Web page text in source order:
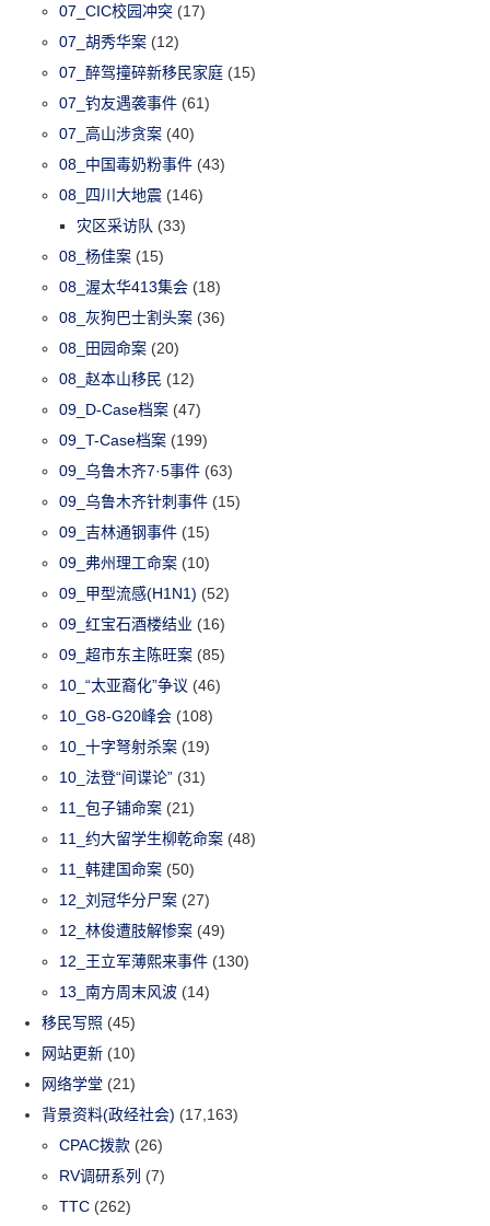
07_CIC校园冲突 (17)
07_胡秀华案 (12)
07_醉驾撞碎新移民家庭 (15)
07_钓友遇袭事件 (61)
07_高山涉贪案 (40)
08_中国毒奶粉事件 (43)
08_四川大地震 (146)
灾区采访队 (33)
08_杨佳案 (15)
08_渥太华413集会 (18)
08_灰狗巴士割头案 (36)
08_田园命案 (20)
08_赵本山移民 (12)
09_D-Case档案 (47)
09_T-Case档案 (199)
09_乌鲁木齐7·5事件 (63)
09_乌鲁木齐针刺事件 (15)
09_吉林通钢事件 (15)
09_弗州理工命案 (10)
09_甲型流感(H1N1) (52)
09_红宝石酒楼结业 (16)
09_超市东主陈旺案 (85)
10_“太亚裔化”争议 (46)
10_G8-G20峰会 (108)
10_十字弩射杀案 (19)
10_法登“间谍论” (31)
11_包子铺命案 (21)
11_约大留学生柳乾命案 (48)
11_韩建国命案 (50)
12_刘冠华分尸案 (27)
12_林俊遭肢解惨案 (49)
12_王立军薄熙来事件 (130)
13_南方周末风波 (14)
移民写照 (45)
网站更新 (10)
网络学堂 (21)
背景资料(政经社会) (17,163)
CPAC拨款 (26)
RV调研系列 (7)
TTC (262)